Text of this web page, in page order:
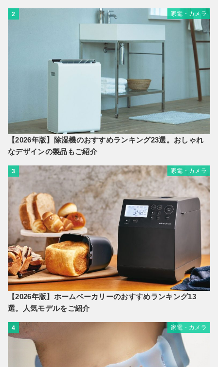
2 家電・カメラ
【2026年版】除湿機のおすすめランキング23選。おしゃれ
なデザインの製品もご紹介
3 家電・カメラ
【2026年版】ホームベーカリーのおすすめランキング13
選。人気モデルをご紹介
4 家電・カメラ